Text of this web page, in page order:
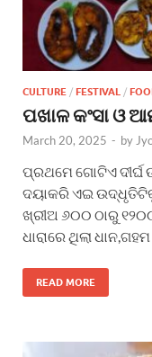
CULTURE / FESTIVAL /
ପଖାଳ କଂସା ଓ
March 20, 2025 - by
ପ୍ରଥମେ ଗୋଟିଏ
ଦୟାକରି ଏଇ
ଖ୍ରୀଅ ୬୦୦ ଠାରୁ
ଧାରାରେ ଥିଲା
READ MORE